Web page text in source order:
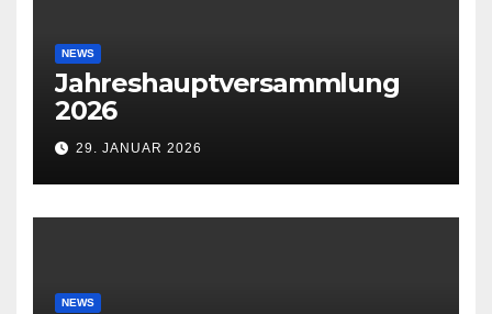
NEWS
Jahreshauptversammlung
2026
29. JANUAR 2026
NEWS